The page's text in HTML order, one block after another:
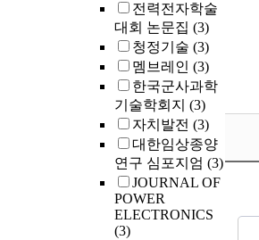
전력전자학술
대회 논문집 (3)
청정기술 (3)
멤브레인 (3)
한국군사과학
기술학회지 (3)
자치발전 (3)
대한임상종양
연구 심포지엄 (3)
JOURNAL OF
POWER
ELECTRONICS
(3)